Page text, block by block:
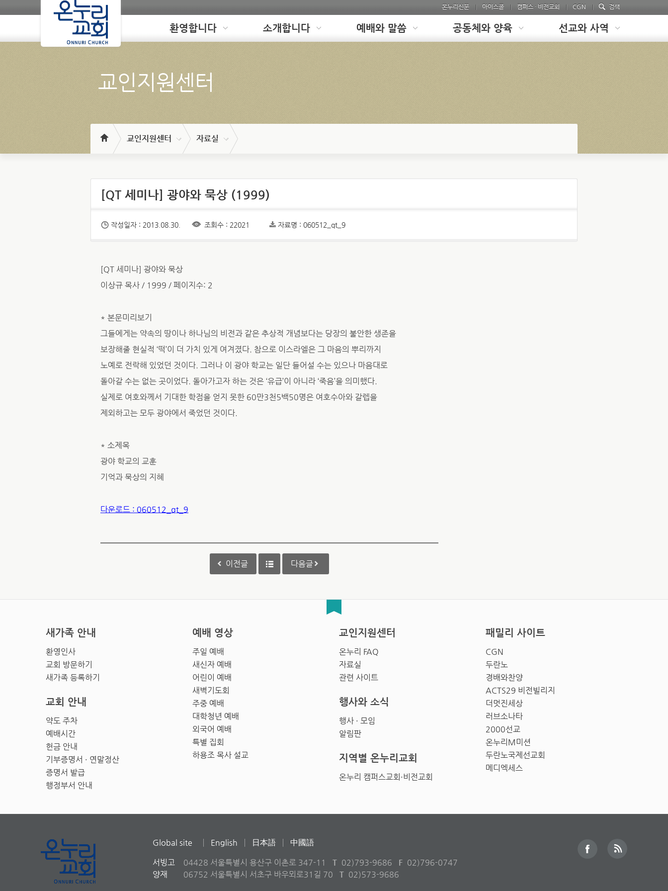
온누리신문 아이스쿨 캠퍼스 · 비전교회 CGN 검색
Loading 환영합니다 소개합니다 예배와 말씀 공동체와 양육 선교와 사역
교인지원센터
교인지원센터 자료실
[QT 세미나] 광야와 묵상 (1999)
작성일자 : 2013.08.30. 조회수 : 22021 자료명 : 060512_qt_9
[QT 세미나] 광야와 묵상
이상규 목사 / 1999 / 페이지수: 2
* 본문미리보기
그들에게는 약속의 땅이나 하나님의 비전과 같은 추상적 개념보다는 당장의 불안한 생존을
보장해줄 현실적 ‘떡’이 더 가치 있게 여겨졌다. 참으로 이스라엘은 그 마음의 뿌리까지
노예로 전락해 있었던 것이다. 그러나 이 광야 학교는 일단 들어설 수는 있으나 마음대로
돌아갈 수는 없는 곳이었다. 돌아가고자 하는 것은 ‘유급’이 아니라 ‘죽음’을 의미했다.
실제로 여호와께서 기대한 학점을 얻지 못한 60만3천5백50명은 여호수아와 갈렙을
제외하고는 모두 광야에서 죽었던 것이다.
* 소제목
광야 학교의 교훈
기억과 묵상의 지혜
다운로드 : 060512_qt_9
이전글 다음글
새가족 안내
환영인사
교회 방문하기
새가족 등록하기
예배 영상
주일 예배
새신자 예배
어린이 예배
새벽기도회
주중 예배
대학청년 예배
외국어 예배
특별 집회
하용조 목사 설교
교인지원센터
온누리 FAQ
자료실
관련 사이트
패밀리 사이트
CGN
두란노
경배와찬양
ACTS29 비전빌리지
더멋진세상
러브소나타
2000선교
온누리M미션
두란노국제선교회
메디엑세스
교회 안내
약도 주차
예배시간
헌금 안내
기부증명서 · 연말정산
증명서 발급
행정부서 안내
행사와 소식
행사 · 모임
알림판
지역별 온누리교회
온누리 캠퍼스교회·비전교회
Global site English 日本語 中國語
서빙고 04428 서울특별시 용산구 이촌로 347-11 T 02)793-9686 F 02)796-0747
양재
06752 서울특별시 서초구 바우뫼로31길 70 T 02)573-9686